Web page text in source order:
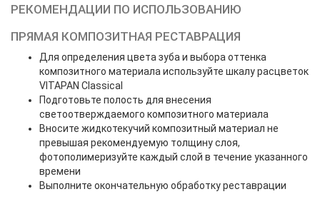
РЕКОМЕНДАЦИИ ПО ИСПОЛЬЗОВАНИЮ
ПРЯМАЯ КОМПОЗИТНАЯ РЕСТАВРАЦИЯ
Для определения цвета зуба и выбора оттенка
композитного материала используйте шкалу расцветок
VITAPAN Classical
Подготовьте полость для внесения
светоотверждаемого композитного материала
Вносите жидкотекучий композитный материал не
превышая рекомендуемую толщину слоя,
фотополимеризуйте каждый слой в течение указанного
времени
Выполните окончательную обработку реставрации